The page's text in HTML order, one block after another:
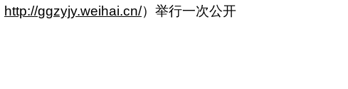
http://ggzyjy.weihai.cn/）举行一次公开